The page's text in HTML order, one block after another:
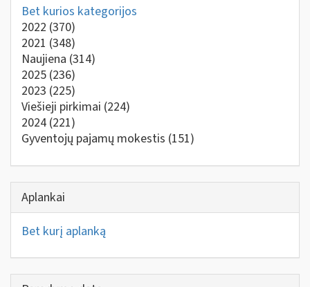
Bet kurios kategorijos
2022 (370)
2021 (348)
Naujiena (314)
2025 (236)
2023 (225)
Viešieji pirkimai (224)
2024 (221)
Gyventojų pajamų mokestis (151)
Aplankai
Bet kurį aplanką